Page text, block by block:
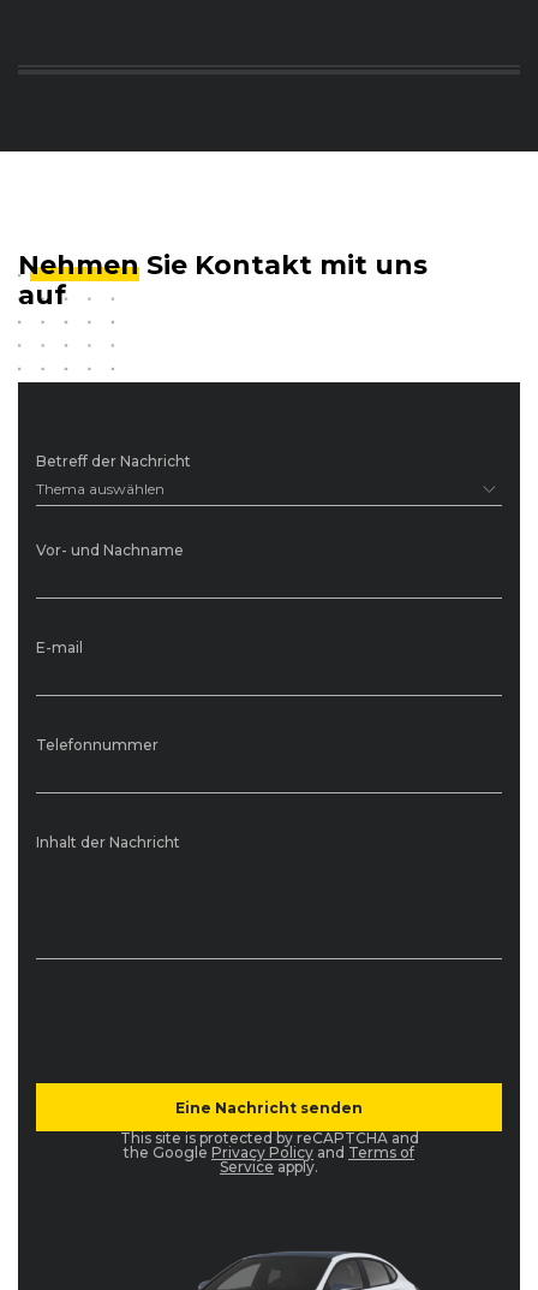
Betreff der Nachricht
Thema auswählen
Vor- und Nachname
E-mail
Telefonnummer
Inhalt der Nachricht
This site is protected by reCAPTCHA and
the Google Privacy Policy and Terms of
Service apply.
Nehmen Sie Kontakt mit uns
auf